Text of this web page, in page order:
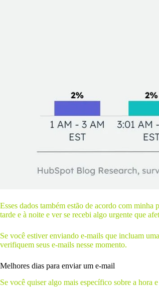
Esses dados também estão de acordo com
tarde e à noite e ver se recebi algo urgente que
Se você estiver enviando e-mails que incluam
verifiquem seus e-mails nesse momento.
Melhores dias para enviar um e-mail
Se você quiser algo mais específico sobre a hora